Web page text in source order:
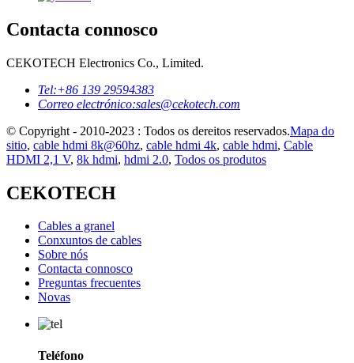
Contacta connosco
CEKOTECH Electronics Co., Limited.
Tel:+86 139 29594383
Correo electrónico:sales@cekotech.com
© Copyright - 2010-2023 : Todos os dereitos reservados.Mapa do
sitio, cable hdmi 8k@60hz, cable hdmi 4k, cable hdmi, Cable
HDMI 2,1 V, 8k hdmi, hdmi 2.0, Todos os produtos
CEKOTECH
Cables a granel
Conxuntos de cables
Sobre nós
Contacta connosco
Preguntas frecuentes
Novas
Teléfono